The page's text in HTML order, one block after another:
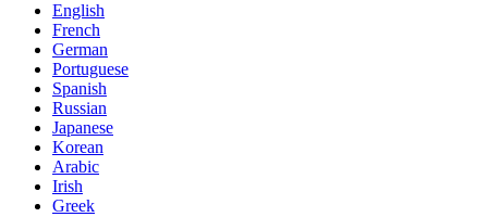
English
French
German
Portuguese
Spanish
Russian
Japanese
Korean
Arabic
Irish
Greek